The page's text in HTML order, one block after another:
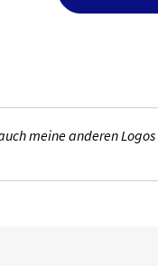
meine anderen